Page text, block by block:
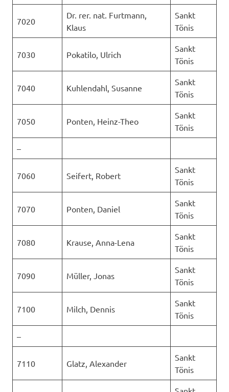
7020
Dr. rer. nat. Furtmann,
Klaus
Sankt
Tönis
7030 Pokatilo, Ulrich
Sankt
Tönis
7040 Kuhlendahl, Susanne
Sankt
Tönis
7050 Ponten, Heinz-Theo
Sankt
Tönis
–
7060 Seifert, Robert
Sankt
Tönis
7070 Ponten, Daniel
Sankt
Tönis
7080 Krause, Anna-Lena
Sankt
Tönis
7090 Müller, Jonas
Sankt
Tönis
7100 Milch, Dennis
Sankt
Tönis
–
7110 Glatz, Alexander
Sankt
Tönis